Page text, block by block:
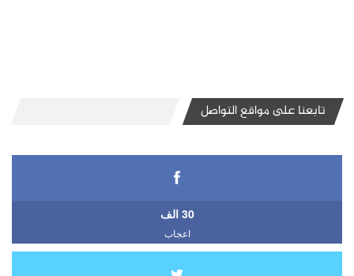
تابعنا على مواقع التواصل
30 الف
اعجاب